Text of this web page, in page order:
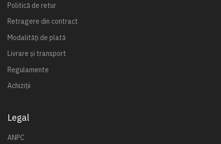
Politică de retur
Retragere din contract
Modalități de plată
Livrare și transport
Regulamente
Achiziții
Legal
ANPC